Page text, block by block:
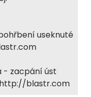
useknuté
- zacpání úst
http://blastr.com